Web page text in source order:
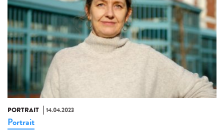
PORTRAIT 14.04.2023
Portrait